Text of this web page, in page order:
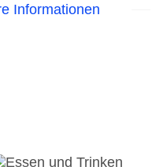
Informationen